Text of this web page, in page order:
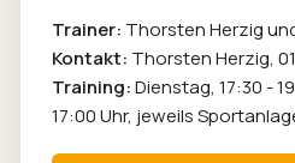
Trainer: Thorsten Herzig
Kontakt: Thorsten Herzig,
Training:Dienstag, 17:30 -
17:00 Uhr, jeweils